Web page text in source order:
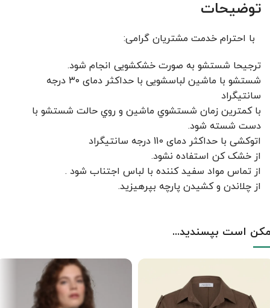
توضیحات
با احترام خدمت مشتریان گرامی:
ترجیحا شستشو به صورت خشکشویی انجام شود.
شستشو با ماشین لباسشویی با حداکثر دمای ۳۰ درجه
سانتیگراد
با کمترين زمان شستشوي ماشين و روي حالت شستشو با
دست شسته شود.
اتوکشی با حداکثر دمای 110 درجه سانتیگراد
از خشک کن استفاده نشود.
از تماس مواد سفید کننده با لباس اجتناب شود .
از چلاندن و کشيدن پارچه بپرهيزيد.
است بپسندید...